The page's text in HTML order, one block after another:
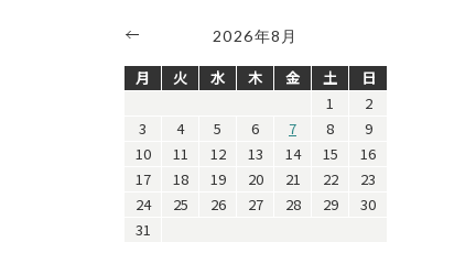
2026年8月
月 火 水 木 金 土
日
1
2
3
4 5 6 7 8
9
10
11 12 13 14 15
16
17
18 19 20 21 22
23
24
25 26 27 28 29
30
31